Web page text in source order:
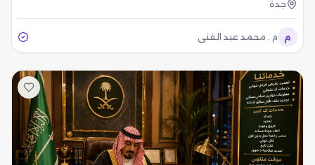
جدة
م م . محمد عبد الغني